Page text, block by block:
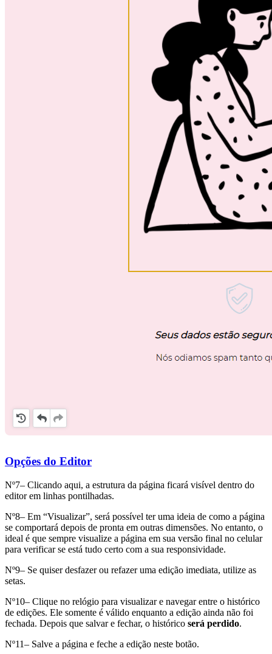
Opções do Editor
Nº7– Clicando aqui, a estrutura da página ficará visível dentro do
editor em linhas pontilhadas.
Nº8– Em “Visualizar”, será possível ter uma ideia de como a página
se comportará depois de pronta em outras dimensões. No entanto, o
ideal é que sempre visualize a página em sua versão final no celular
para verificar se está tudo certo com a sua responsividade.
Nº9– Se quiser desfazer ou refazer uma edição imediata, utilize as
setas.
Nº10– Clique no relógio para visualizar e navegar entre o histórico
de edições. Ele somente é válido enquanto a edição ainda não foi
fechada. Depois que salvar e fechar, o histórico será perdido.
Nº11– Salve a página e feche a edição neste botão.